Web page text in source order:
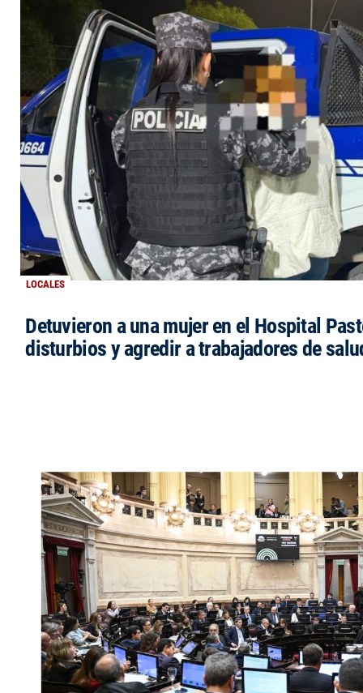
LOCALES
Detuvieron a una mujer en el Hospital
disturbios y agredir a trabajadores de